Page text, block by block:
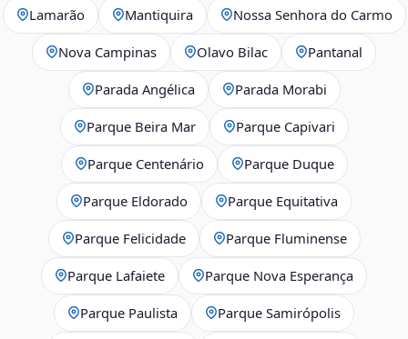
Lamarão Mantiquira Nossa Senhora do Carmo
Nova Campinas Olavo Bilac Pantanal
Parada Angélica Parada Morabi
Parque Beira Mar Parque Capivari
Parque Centenário Parque Duque
Parque Eldorado Parque Equitativa
Parque Felicidade Parque Fluminense
Parque Lafaiete Parque Nova Esperança
Parque Paulista Parque Samirópolis